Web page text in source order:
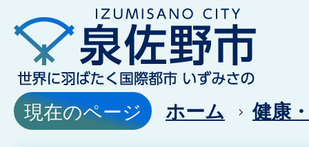
現在のページ ホーム 健康